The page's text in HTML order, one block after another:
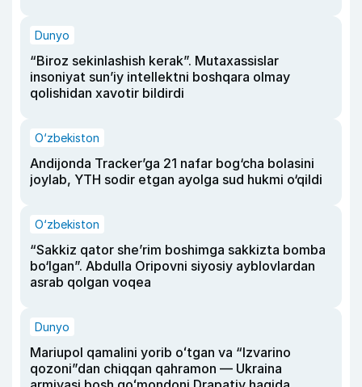
Dunyo
“Biroz sekinlashish kerak”. Mutaxassislar
insoniyat sun’iy intellektni boshqara olmay
qolishidan xavotir bildirdi
O‘zbekiston
Andijonda Tracker’ga 21 nafar bog‘cha bolasini
joylab, YTH sodir etgan ayolga sud hukmi o‘qildi
O‘zbekiston
“Sakkiz qator she’rim boshimga sakkizta bomba
bo‘lgan”. Abdulla Oripovni siyosiy ayblovlardan
asrab qolgan voqea
Dunyo
Mariupol qamalini yorib oʻtgan va “Izvarino
qozoni”dan chiqqan qahramon — Ukraina